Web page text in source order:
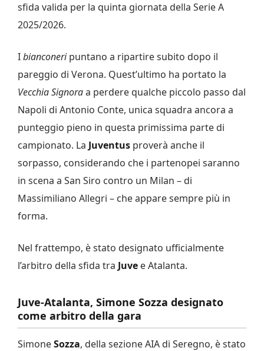
sfida valida per la quinta giornata della Serie A
2025/2026.
Ibianconeripuntano a ripartire subito dopo il
pareggio di Verona. Quest’ultimo ha portato la
Vecchia Signoraa perdere qualche piccolo passo dal
Napoli di Antonio Conte, unica squadra ancora a
punteggio pieno in questa primissima parte di
campionato. La Juventus proverà anche il
sorpasso, considerando che i partenopei saranno
in scena a San Siro contro un Milan – di
Massimiliano Allegri – che appare sempre più in
forma.
Nel frattempo, è stato designato ufficialmente
l’arbitro della sfida tra Juve e Atalanta.
Juve-Atalanta, Simone Sozza designato
come arbitro della gara
SimoneSozza, della sezione AIA di Seregno, è stato